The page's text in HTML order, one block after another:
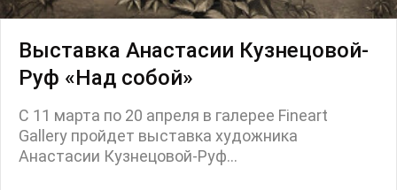
Выставка Анастасии Кузнецовой-
Руф «Над собой»
С 11 марта по 20 апреля в галерее Fineart
Gallery пройдет выставка художника
Анастасии Кузнецовой-Руф...